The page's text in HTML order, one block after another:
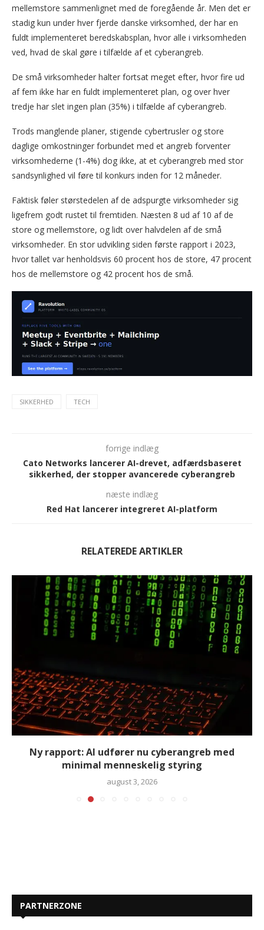
mellemstore sammenlignet med de foregående år. Men det er
stadig kun under hver fjerde danske virksomhed, der har en
fuldt implementeret beredskabsplan, hvor alle i virksomheden
ved, hvad de skal gøre i tilfælde af et cyberangreb.
De små virksomheder halter fortsat meget efter, hvor fire ud
af fem ikke har en fuldt implementeret plan, og over hver
tredje har slet ingen plan (35%) i tilfælde af cyberangreb.
Trods manglende planer, stigende cybertrusler og store
daglige omkostninger forbundet med et angreb forventer
virksomhederne (1-4%) dog ikke, at et cyberangreb med stor
sandsynlighed vil føre til konkurs inden for 12 måneder.
Faktisk føler størstedelen af de adspurgte virksomheder sig
ligefrem godt rustet til fremtiden. Næsten 8 ud af 10 af de
store og mellemstore, og lidt over halvdelen af de små
virksomheder. En stor udvikling siden første rapport i 2023,
hvor tallet var henholdsvis 60 procent hos de store, 47 procent
hos de mellemstore og 42 procent hos de små.
SIKKERHED TECH
forrige indlæg
Cato Networks lancerer AI-drevet, adfærdsbaseret
sikkerhed, der stopper avancerede cyberangreb
næste indlæg
Red Hat lancerer integreret AI-platform
RELATEREDE ARTIKLER
Ny rapport: AI udfører nu cyberangreb med
minimal menneskelig styring
august 3, 2026
PARTNERZONE